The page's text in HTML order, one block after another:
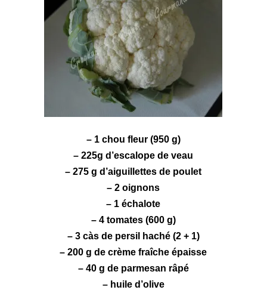
– 1 chou fleur (950 g)
– 225g d’escalope de veau
– 275 g d’aiguillettes de poulet
– 2 oignons
– 1 échalote
– 4 tomates (600 g)
– 3 càs de persil haché (2 + 1)
– 200 g de crème fraîche épaisse
– 40 g de parmesan râpé
– huile d’olive